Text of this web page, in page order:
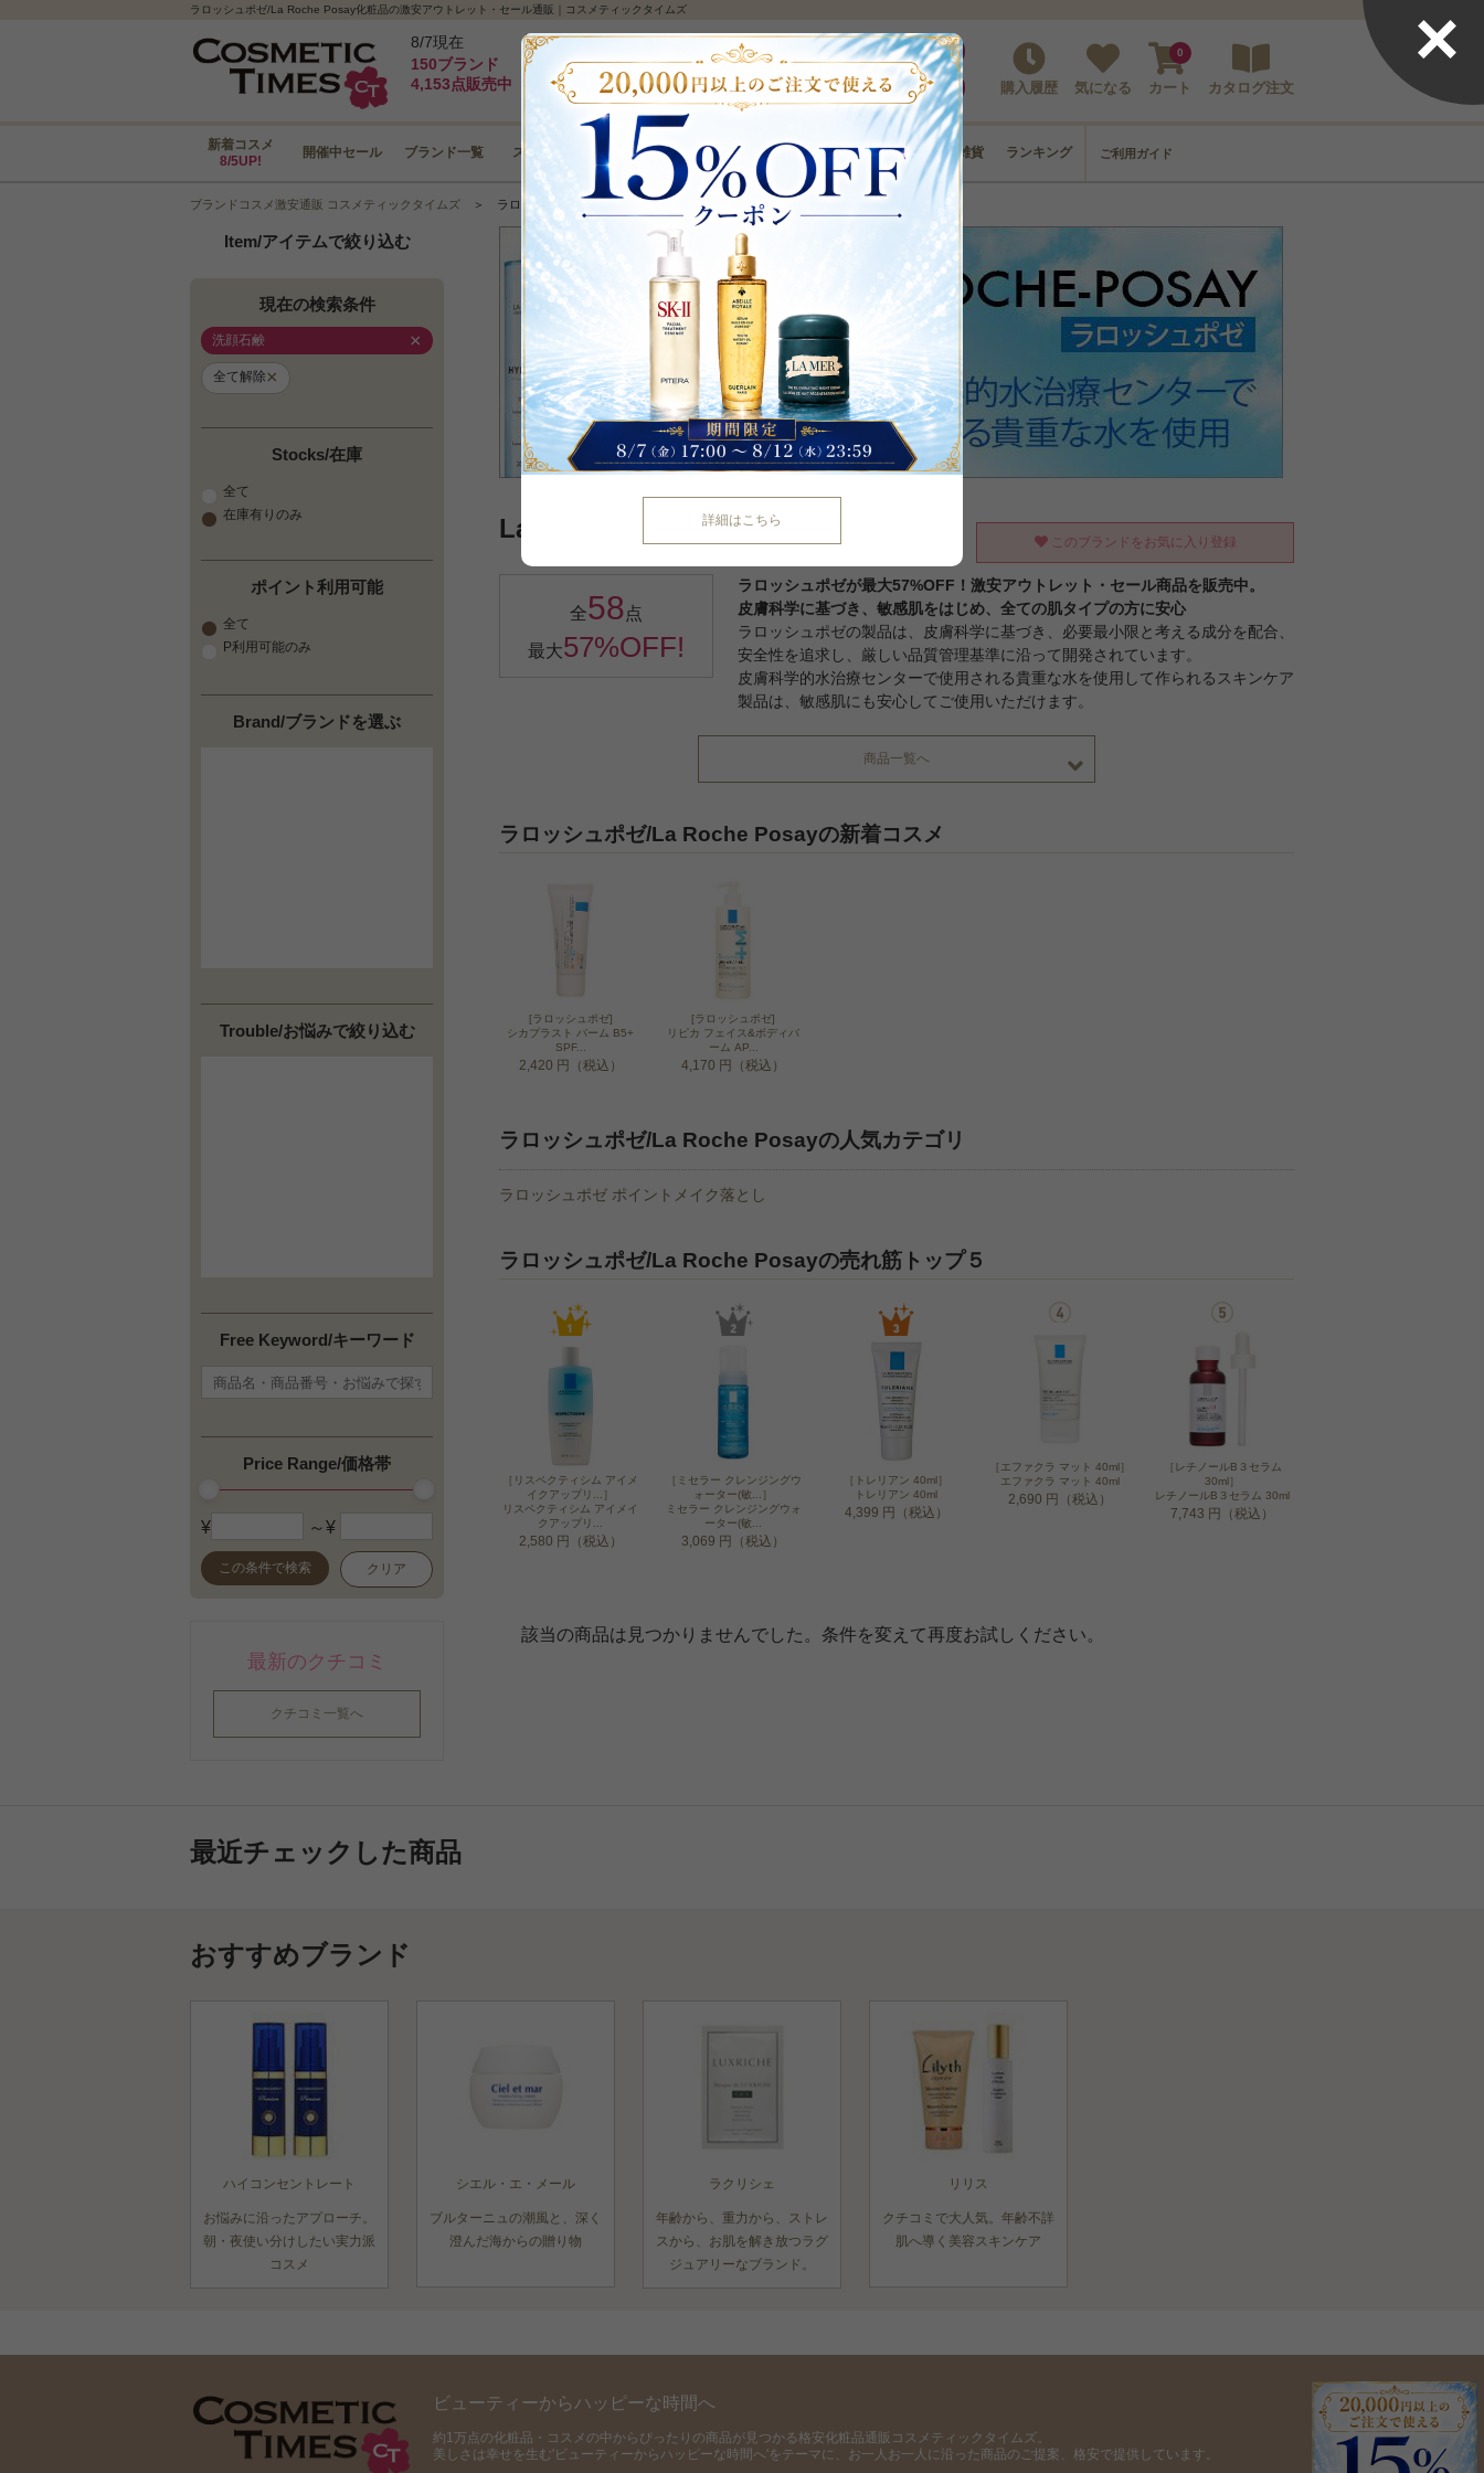
ラロッシュポゼ/La Roche Posay化粧品の激安アウトレット・セール通販｜コスメティックタイムズ
8/7現在
150ブランド
4,153点販売中
最大5%pt還元｜最短3日｜8,000円以上全国送料無料
ログイン
新規登録 購入履歴 気になる カート
0
カタログ注文
新着コスメ
8/5UP!
開催中セール ブランド一覧 スキンケア メイクアップ ボディケア ヘアケア コフレ･雑貨 ランキング ご利用ガイド
詳細はこちら
×
ブランドコスメ激安通販 コスメティックタイムズ ＞ ラロッシュポゼ
Item/アイテムで絞り込む
現在の検索条件
洗顔石鹸 ×
全て解除×
Stocks/在庫
全て
在庫有りのみ
ポイント利用可能
全て
P利用可能のみ
Brand/ブランドを選ぶ
Trouble/お悩みで絞り込む
Free Keyword/キーワード
Price Range/価格帯
¥ ～¥
この条件で検索 クリア
最新のクチコミ
クチコミ一覧へ
La Roche Posay/ラロッシュポゼ このブランドをお気に入り登録
全58点
最大57%OFF!
ラロッシュポゼが最大57%OFF！激安アウトレット・セール商品を販売中。
皮膚科学に基づき、敏感肌をはじめ、全ての肌タイプの方に安心
ラロッシュポゼの製品は、皮膚科学に基づき、必要最小限と考える成分を配合、
安全性を追求し、厳しい品質管理基準に沿って開発されています。
皮膚科学的水治療センターで使用される貴重な水を使用して作られるスキンケア
製品は、敏感肌にも安心してご使用いただけます。
商品一覧へ
ラロッシュポゼ/La Roche Posayの新着コスメ
[ラロッシュポゼ]
シカプラスト バーム B5+
SPF...
2,420 円（税込）
[ラロッシュポゼ]
リピカ フェイス&ボディバ
ーム AP...
4,170 円（税込）
ラロッシュポゼ/La Roche Posayの人気カテゴリ
ラロッシュポゼ ポイントメイク落とし
ラロッシュポゼ/La Roche Posayの売れ筋トップ５
［リスペクティシム アイメ
イクアップリ...］
リスペクティシム アイメイ
クアップリ...
2,580 円（税込）
［ミセラー クレンジングウ
ォーター(敏...］
ミセラー クレンジングウォ
ーター(敏...
3,069 円（税込）
［トレリアン 40ml］
トレリアン 40ml
4,399 円（税込）
［エファクラ マット 40ml］
エファクラ マット 40ml
2,690 円（税込）
［レチノールB３セラム
30ml］
レチノールB３セラム 30ml
7,743 円（税込）
該当の商品は見つかりませんでした。条件を変えて再度お試しください。
最近チェックした商品
おすすめブランド
ハイコンセントレート
お悩みに沿ったアプローチ。
朝・夜使い分けしたい実力派
コスメ
シエル・エ・メール
ブルターニュの潮風と、深く
澄んだ海からの贈り物
ラクリシェ
年齢から、重力から、ストレ
スから、お肌を解き放つラグ
ジュアリーなブランド。
リリス
クチコミで大人気。年齢不詳
肌へ導く美容スキンケア
ビューティーからハッピーな時間へ
約1万点の化粧品・コスメの中からぴったりの商品が見つかる格安化粧品通販コスメティックタイムズ。
美しさは幸せを生む'ビューティーからハッピーな時間へ'をテーマに、お一人お一人に沿った商品のご提案、格安で提供しています。